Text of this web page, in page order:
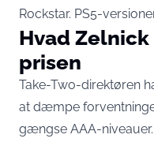
Rockstar. PS5-
Hvad
prisen
Take-Two-direktøren
at dæmpe
gængse AAA-niveauer.